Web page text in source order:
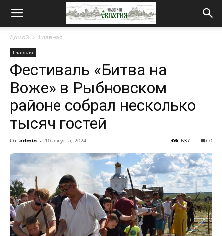
Новости
Домой Главная
Главная
Фестиваль «Битва на
Воже» в Рыбновском
районе собрал несколько
тысяч гостей
От admin - 10 августа, 2024 0
637